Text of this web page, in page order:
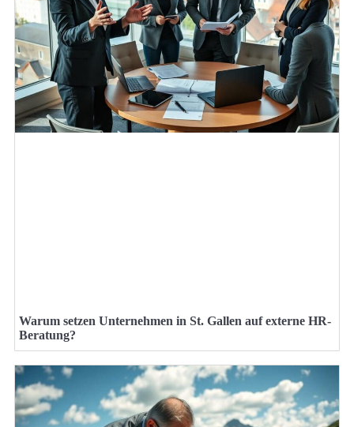
Warum setzen Unternehmen in St. Gallen auf externe HR-
Beratung?